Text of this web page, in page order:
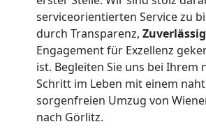
serviceorientierten Service zu
durch Transparenz,
Engagement für Exzellenz
ist. Begleiten Sie uns bei Ihrem
Schritt im Leben mit einem
sorgenfreien Umzug von
nach Görlitz.
Neustadt
Möbeltransport
Wiener